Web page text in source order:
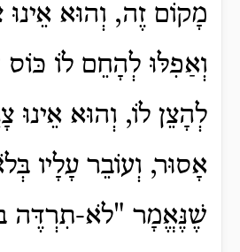
מָקוֹם זֶה, וְהוּא אֵינוּ
וְאַפִלּוּ לְהָחֵם לוֹ כּוֹס
לְהָצֵן לוֹ, וְהוּא אֵינוּ
אָסוּר, וְעוֹבֵר עָלָיו
שֶׁנֶּאֱמָר "לֹא-תִרְדֶּה